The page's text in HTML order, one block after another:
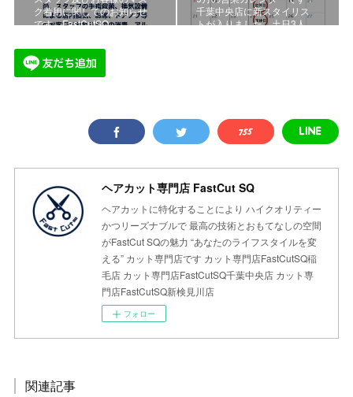
ク着用に関してのお知らせ
です FastCutSQ
千葉中央店に新スタイリス
トが入りました、土日3人…
ヘアカット専門店 FastCut SQ
ヘアカットに特化することにより ハイクオリティー
かつリーズナブルで 最高の技術とおもてなしの空間
がFastCut SQの魅力 “あなたのライフスタイルを変
える” カット専門店です カット専門店FastCutSQ稲
毛店 カット専門店FastCutSQ千葉中央店 カット専
門店FastCutSQ新検見川店
フォロー
関連記事